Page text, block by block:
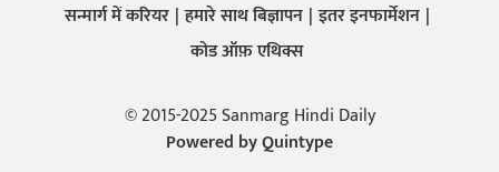
सन्मार्ग में करियर हमारे साथ बिज्ञापन इतर इनफार्मेशन
कोड ऑफ़ एथिक्स
© 2015-2025 Sanmarg Hindi Daily
Powered byQuintype